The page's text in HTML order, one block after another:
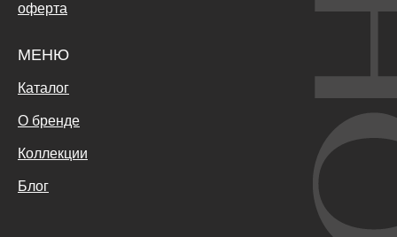
оферта
МЕНЮ
Каталог
О бренде
Коллекции
Блог